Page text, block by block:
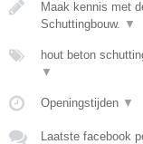
Maak kennis met
Schuttingbouw. ▼
hout beton
▼
Openingstijden ▼
Laatste facebook